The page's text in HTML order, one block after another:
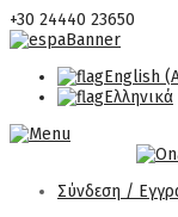
+30 24440 23650
English (
Ελληνικά
Σύνδεση /